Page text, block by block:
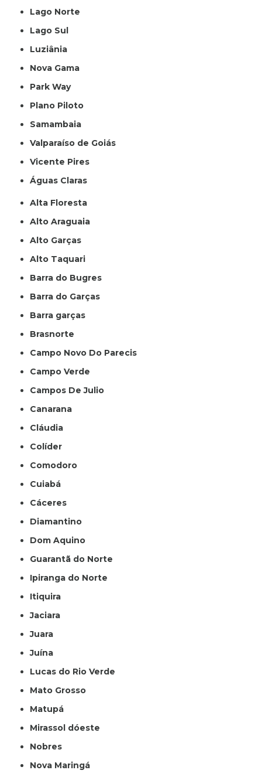
Lago Norte
Lago Sul
Luziânia
Nova Gama
Park Way
Plano Piloto
Samambaia
Valparaíso de Goiás
Vicente Pires
Águas Claras
Alta Floresta
Alto Araguaia
Alto Garças
Alto Taquari
Barra do Bugres
Barra do Garças
Barra garças
Brasnorte
Campo Novo Do Parecis
Campo Verde
Campos De Julio
Canarana
Cláudia
Colíder
Comodoro
Cuiabá
Cáceres
Diamantino
Dom Aquino
Guarantã do Norte
Ipiranga do Norte
Itiquira
Jaciara
Juara
Juína
Lucas do Rio Verde
Mato Grosso
Matupá
Mirassol dóeste
Nobres
Nova Maringá